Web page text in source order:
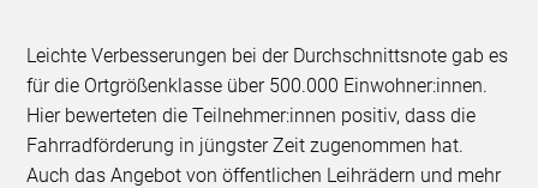
Leichte Verbesserungen bei der Durchschnittsnote gab es
für die Ortgrößenklasse über 500.000 Einwohner:innen.
Hier bewerteten die Teilnehmer:innen positiv, dass die
Fahrradförderung in jüngster Zeit zugenommen hat.
Auch das Angebot von öffentlichen Leihrädern und mehr